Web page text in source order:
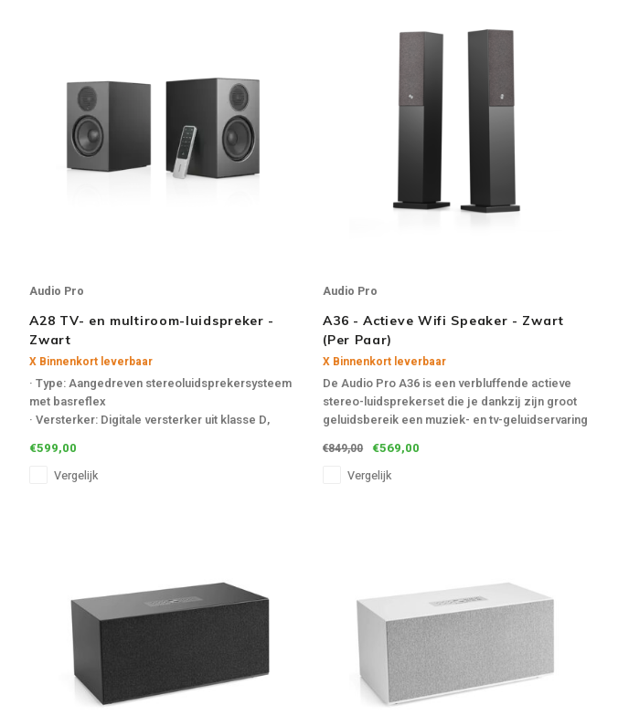
Audio Pro
A28 TV- en multiroom-luidspreker -
Zwart
X Binnenkort leverbaar
· Type: Aangedreven stereoluidsprekersysteem
met basreflex
· Versterker: Digitale versterker uit klasse D,
· Ingangen: WiFi, Bluetooth-standaard 4.2, 1 x
Line in 1 x optische digitale TOSLINK (alleen
€599,00
Vergelijk
Audio Pro
A36 - Actieve Wifi Speaker - Zwart
(Per Paar)
X Binnenkort leverbaar
De Audio Pro A36 is een verbluffende actieve
stereo-luidsprekerset die je dankzij zijn groot
geluidsbereik een muziek- en tv-geluidservaring
overtreft.
€849,00 €569,00
Vergelijk